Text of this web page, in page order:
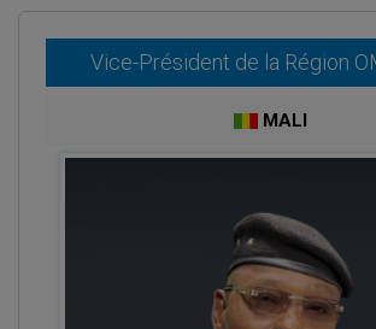
Vice-Président de la Région
MALI